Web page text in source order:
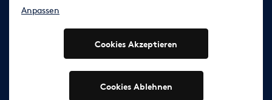
© 2003 - 2026 Erento Campanda GmbH - Alle Rechte
vorbehalten
Ausgewiesene Marken gehören den jeweiligen Eigentümern.
Anpassen
Cookies Akzeptieren
Cookies Ablehnen